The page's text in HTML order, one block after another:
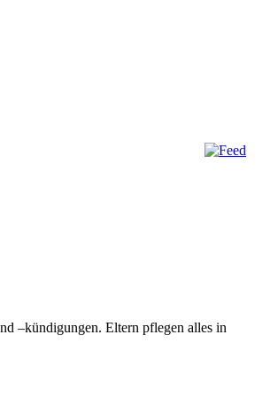
–kündigungen. Eltern pflegen alles in